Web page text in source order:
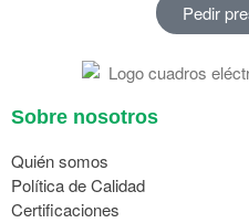
Pedir
Sobre nosotros
Quién somos
Política de Calidad
Certificaciones